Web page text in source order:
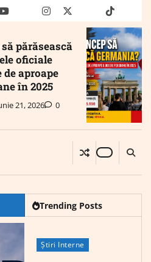
youtubeMailinstagram
twitter truthtiktok
părăsească
oficiale
de aproape
în 2025
21, 2026 0
Trending Posts
Știri Interne